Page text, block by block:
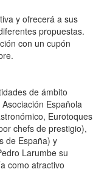
y ofrecerá a sus
propuestas.
con un cupón
de ámbito
Española
Eurotoques
chefs de prestigio),
de España) y
Larumbe su
como atractivo